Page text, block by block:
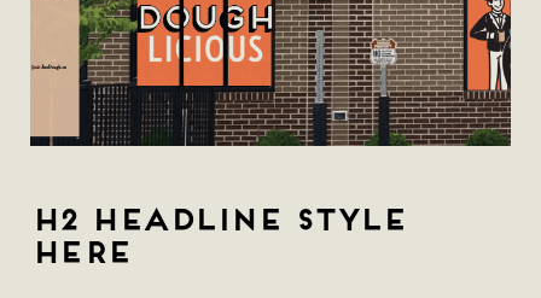
H2 Headline Style
Here